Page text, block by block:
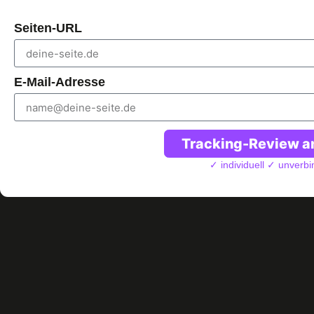
Seiten-URL
E-Mail-Adresse
Tracking-Review
✓ individuell ✓